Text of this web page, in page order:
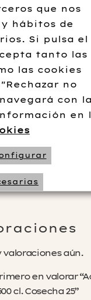
Añadir al
No
valoraciones aún.
en valorar
cl. Cosecha 25”
que nos
hábitos de
Si pulsa el
tanto las
las cookies
no
con
en